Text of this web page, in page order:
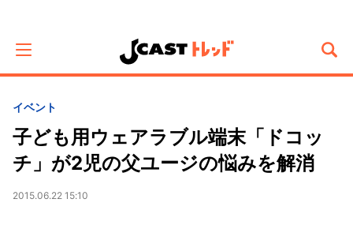
イベント
子ども用ウェアラブル端末「ドコッ
チ」が2児の父ユージの悩みを解消
2015.06.22 15:10